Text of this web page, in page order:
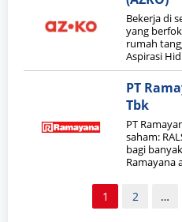
Bekerja di
yang
rumah
Aspirasi
PT
Tbk
PT
saham:
bagi
Ramayana
1 2 …